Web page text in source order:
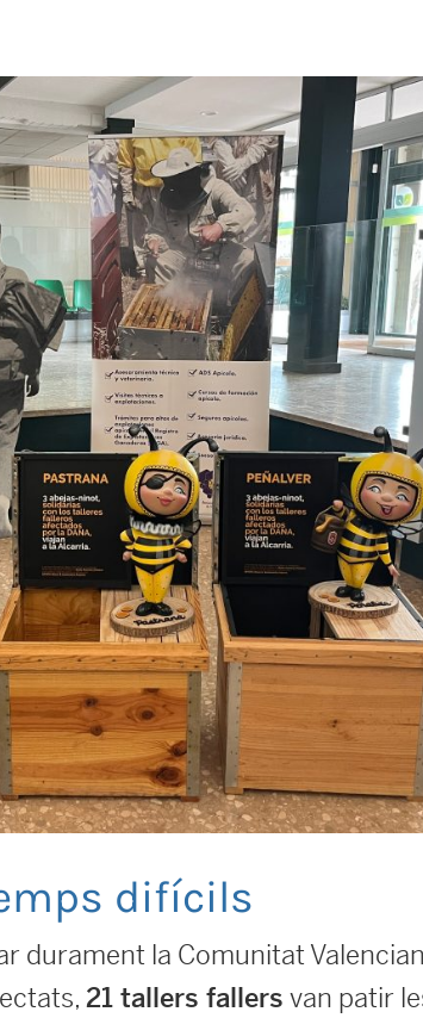
difícils
durament la Comunitat
21 tallers fallers van patir